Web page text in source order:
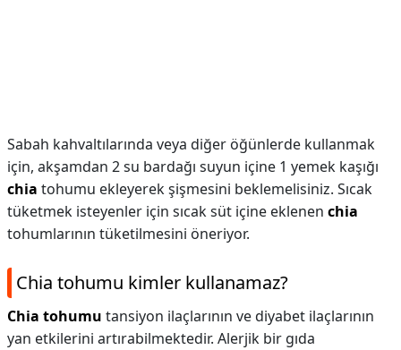
Sabah kahvaltılarında veya diğer öğünlerde kullanmak
için, akşamdan 2 su bardağı suyun içine 1 yemek kaşığı
chia tohumu ekleyerek şişmesini beklemelisiniz. Sıcak
tüketmek isteyenler için sıcak süt içine eklenen chia
tohumlarının tüketilmesini öneriyor.
Chia tohumu kimler kullanamaz?
Chia tohumu tansiyon ilaçlarının ve diyabet ilaçlarının
yan etkilerini artırabilmektedir. Alerjik bir gıda